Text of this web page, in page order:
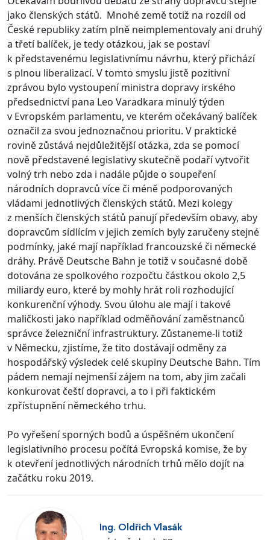
jako členských států. Mnohé země totiž na rozdíl od
České republiky zatím plně neimplementovaly ani druhý
a třetí balíček, je tedy otázkou, jak se postaví
k představenému legislativnímu návrhu, který přichází
s plnou liberalizací. V tomto smyslu jistě pozitivní
zprávou bylo vystoupení ministra dopravy irského
předsednictví pana Leo Varadkara minulý týden
v Evropském parlamentu, ve kterém očekávaný balíček
označil za svou jednoznačnou prioritu. V praktické
rovině zůstává nejdůležitější otázka, zda se pomocí
nově představené legislativy skutečně podaří vytvořit
volný trh nebo zda i nadále půjde o soupeření
národních dopravců více či méně podporovaných
vládami jednotlivých členských států. Mezi kolegy
z menších členských států panují především obavy, aby
dopravcům sídlícím v jejich zemích byly zaručeny stejné
podmínky, jaké mají například francouzské či německé
dráhy. Právě Deutsche Bahn je totiž v současné době
dotována ze spolkového rozpočtu částkou okolo 2,5
miliardy euro, které by mohly hrát roli rozhodující
konkurenční výhody. Svou úlohu ale mají i takové
maličkosti jako například odměňování zaměstnanců
správce železniční infrastruktury. Zůstaneme-li totiž
v Německu, zjistíme, že tito dostávají odměny za
hospodářský výsledek celé skupiny Deutsche Bahn. Tím
pádem nemají nejmenší zájem na tom, aby jim začali
konkurovat čeští dopravci, a to i při faktickém
zpřístupnění německého trhu.
Po vyřešení sporných bodů a úspěšném ukončení
legislativního procesu počítá Evropská komise, že by
k otevření jednotlivých národních trhů mělo dojít na
začátku roku 2019.
Ing. Oldřich Vlasák